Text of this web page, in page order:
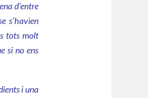
d’entre
s’havien
tots molt
si no ens
i una